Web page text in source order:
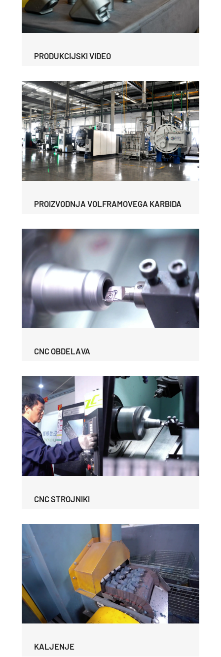
PRODUKCIJSKI VIDEO
PROIZVODNJA VOLFRAMOVEGA KARBIDA
CNC OBDELAVA
CNC STROJNIKI
KALJENJE